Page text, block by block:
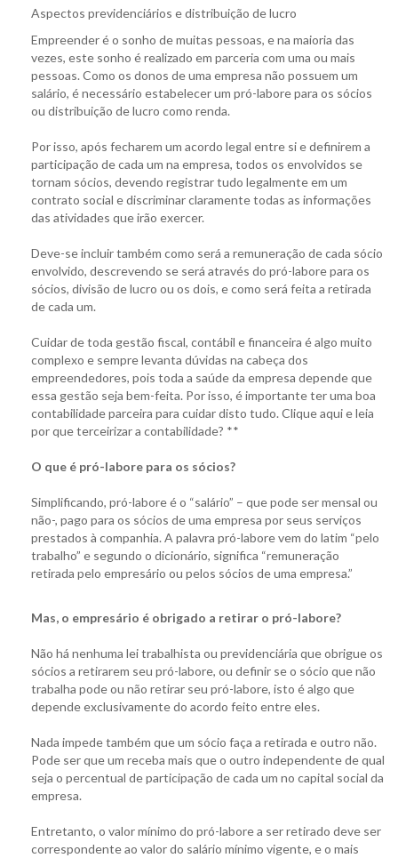
Aspectos previdenciários e distribuição de lucro
Empreender é o sonho de muitas pessoas, e na maioria das
vezes, este sonho é realizado em parceria com uma ou mais
pessoas. Como os donos de uma empresa não possuem um
salário, é necessário estabelecer um pró-labore para os sócios
ou distribuição de lucro como renda.
Por isso, após fecharem um acordo legal entre si e definirem a
participação de cada um na empresa, todos os envolvidos se
tornam sócios, devendo registrar tudo legalmente em um
contrato social e discriminar claramente todas as informações
das atividades que irão exercer.
Deve-se incluir também como será a remuneração de cada sócio
envolvido, descrevendo se será através do pró-labore para os
sócios, divisão de lucro ou os dois, e como será feita a retirada
de cada um.
Cuidar de toda gestão fiscal, contábil e financeira é algo muito
complexo e sempre levanta dúvidas na cabeça dos
empreendedores, pois toda a saúde da empresa depende que
essa gestão seja bem-feita. Por isso, é importante ter uma boa
contabilidade parceira para cuidar disto tudo. Clique aqui e leia
por que terceirizar a contabilidade? **
O que é pró-labore para os sócios?
Simplificando, pró-labore é o “salário” – que pode ser mensal ou
não-, pago para os sócios de uma empresa por seus serviços
prestados à companhia. A palavra pró-labore vem do latim “pelo
trabalho” e segundo o dicionário, significa “remuneração
retirada pelo empresário ou pelos sócios de uma empresa.”
Mas, o empresário é obrigado a retirar o pró-labore?
Não há nenhuma lei trabalhista ou previdenciária que obrigue os
sócios a retirarem seu pró-labore, ou definir se o sócio que não
trabalha pode ou não retirar seu pró-labore, isto é algo que
depende exclusivamente do acordo feito entre eles.
Nada impede também que um sócio faça a retirada e outro não.
Pode ser que um receba mais que o outro independente de qual
seja o percentual de participação de cada um no capital social da
empresa.
Entretanto, o valor mínimo do pró-labore a ser retirado deve ser
correspondente ao valor do salário mínimo vigente, e o mais